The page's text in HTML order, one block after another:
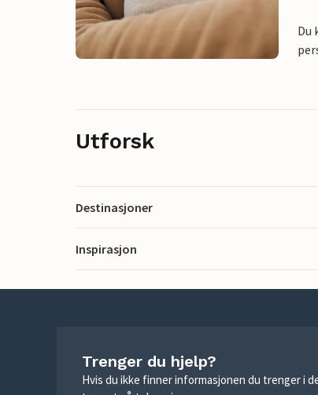
Du
Utforsk
Destinasjoner
Inspirasjon
Trenger du hjelp?
Hvis du ikke finner informasjonen du trenger i